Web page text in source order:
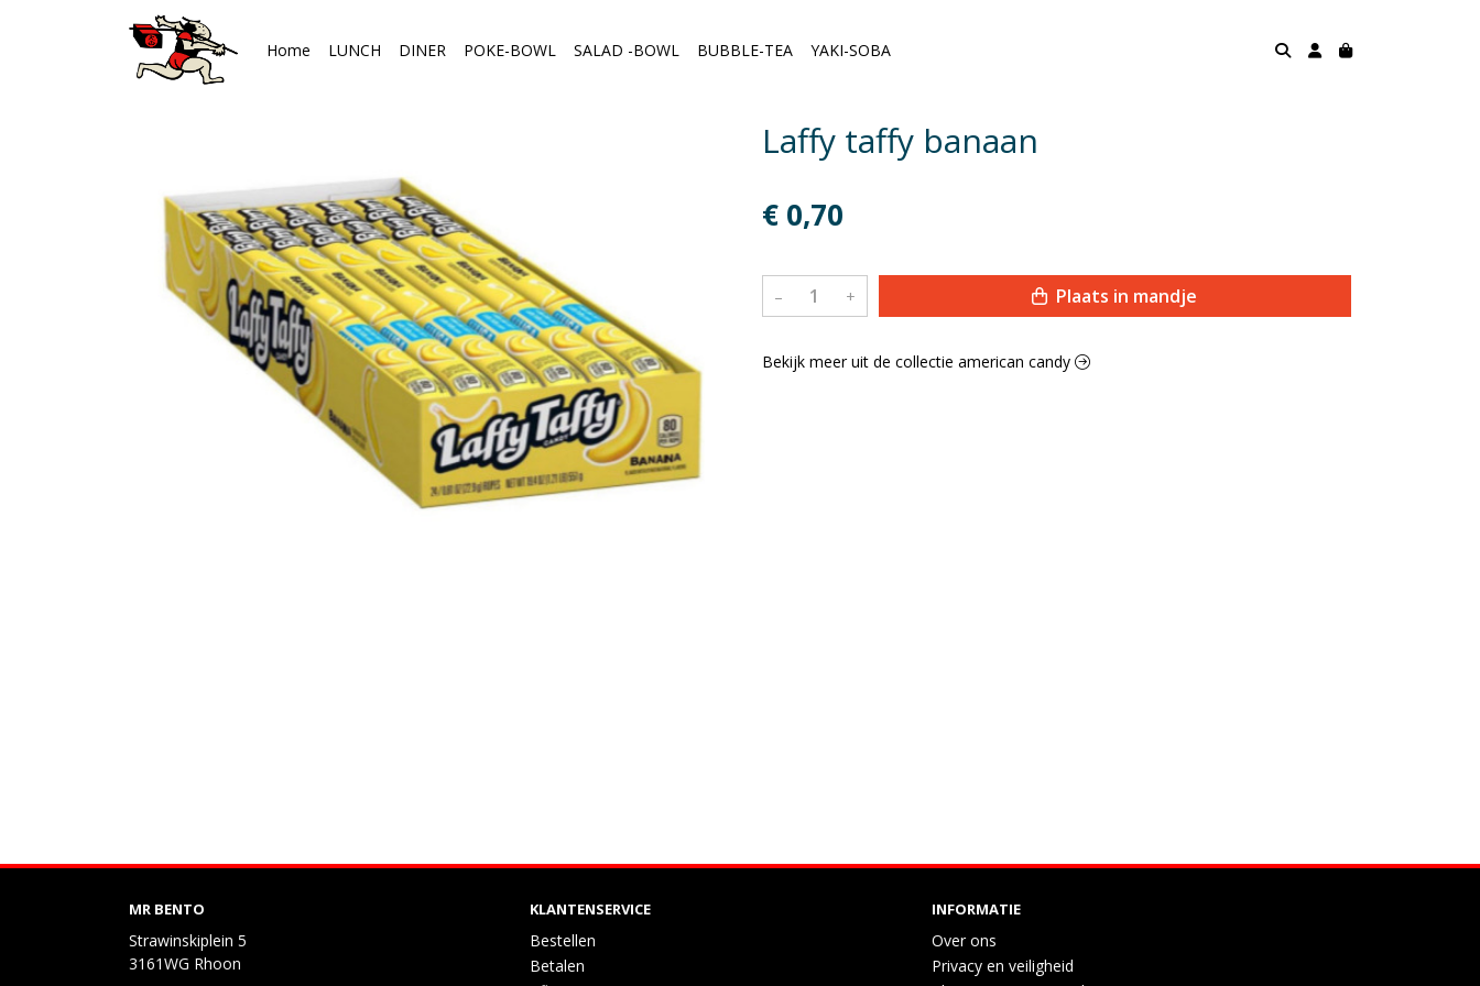
Home LUNCH DINER POKE-BOWL SALAD -BOWL BUBBLE-TEA YAKI-SOBA
Laffy taffy banaan
€ 0,70
– + Plaats in mandje
Bekijk meer uit de collectie american candy
MR BENTO
Strawinskiplein 5
3161WG Rhoon
KLANTENSERVICE
Bestellen
Betalen
INFORMATIE
Over ons
Privacy en veiligheid